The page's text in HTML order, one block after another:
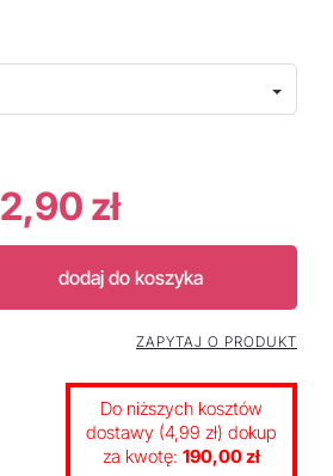
2,90 zł
dodaj do koszyka
ZAPYTAJ O PRODUKT
Do niższych kosztów
dostawy (4,99 zł) dokup
za kwotę: 190,00 zł